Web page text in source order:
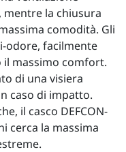
mentre la chiusura
comodità. Gli
odore, facilmente
il massimo comfort.
di una visiera
caso di impatto.
il casco DEFCON-
cerca la massima